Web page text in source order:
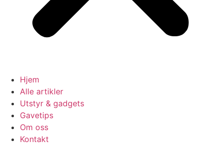
Hjem
Alle artikler
Utstyr & gadgets
Gavetips
Om oss
Kontakt